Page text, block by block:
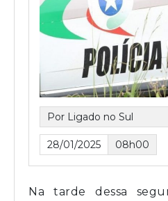
Por Ligado no Sul
28/01/2025 08h00
Na tarde dessa